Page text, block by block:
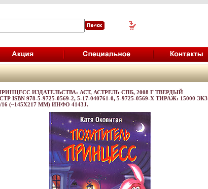
ИЗДАТЕЛЬСТВА: АСТ, АСТРЕЛЬ-СПБ, 2008 Г ТВЕРДЫЙ
ISBN 978-5-9725-0569-2, 5-17-040761-0, 5-9725-0569-X ТИРАЖ: 15000 ЭКЗ
(~145Х217 ММ) ИНФО 4143J.